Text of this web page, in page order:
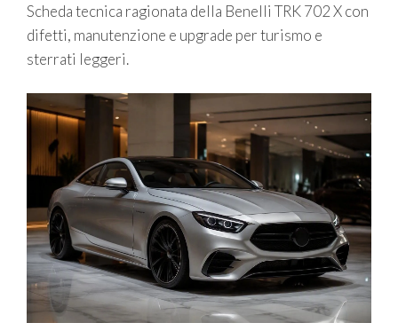
Scheda tecnica ragionata della Benelli TRK 702 X con
difetti, manutenzione e upgrade per turismo e
sterrati leggeri.